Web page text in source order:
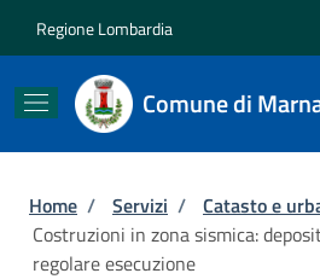
Regione Lombardia
Comune di
Briciole di pane
Home / Servizi / Catasto e
Costruzioni in zona sismica:
regolare esecuzione